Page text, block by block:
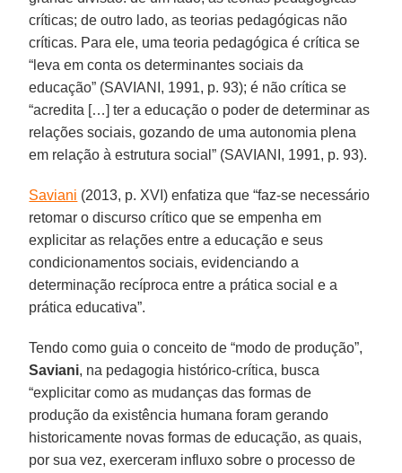
críticas; de outro lado, as teorias pedagógicas não
críticas. Para ele, uma teoria pedagógica é crítica se
“leva em conta os determinantes sociais da
educação” (SAVIANI, 1991, p. 93); é não crítica se
“acredita […] ter a educação o poder de determinar as
relações sociais, gozando de uma autonomia plena
em relação à estrutura social” (SAVIANI, 1991, p. 93).
Saviani (2013, p. XVI) enfatiza que “faz-se necessário
retomar o discurso crítico que se empenha em
explicitar as relações entre a educação e seus
condicionamentos sociais, evidenciando a
determinação recíproca entre a prática social e a
prática educativa”.
Tendo como guia o conceito de “modo de produção”,
Saviani, na pedagogia histórico-crítica, busca
“explicitar como as mudanças das formas de
produção da existência humana foram gerando
historicamente novas formas de educação, as quais,
por sua vez, exerceram influxo sobre o processo de